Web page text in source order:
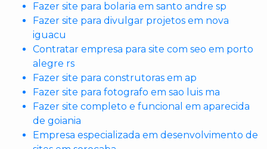
Fazer site para bolaria em santo andre sp
Fazer site para divulgar projetos em nova
iguacu
Contratar empresa para site com seo em porto
alegre rs
Fazer site para construtoras em ap
Fazer site para fotografo em sao luis ma
Fazer site completo e funcional em aparecida
de goiania
Empresa especializada em desenvolvimento de